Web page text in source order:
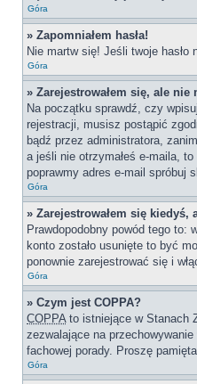
Góra
» Zapomniałem hasła!
Nie martw się! Jeśli twoje
Góra
» Zarejestrowałem się, ale nie
Na początku sprawdź, czy
rejestracji, musisz postąpić
bądź przez administratora,
a jeśli nie otrzymałeś e-maila,
poprawmy adres e-mail spróbuj
Góra
» Zarejestrowałem się
Prawdopodobny powód tego to:
konto zostało usunięte to być
ponownie zarejestrować się i
Góra
» Czym jest COPPA?
COPPAto istniejące w Stanach
zezwalające na
fachowej porady. Proszę
Góra